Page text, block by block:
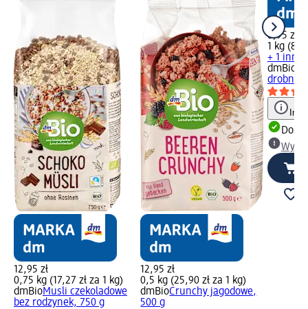
12,95 zł
0,75 kg (17,27 zł za 1 kg)
dmBioMusli czekoladowe
bez rodzynek, 750 g
12,95 zł
0,5 kg (25,90 zł za 1 kg)
dmBioCrunchy jagodowe,
500 g
8,95 zł
1 kg
+ 1 inny
dmBio
drobne,